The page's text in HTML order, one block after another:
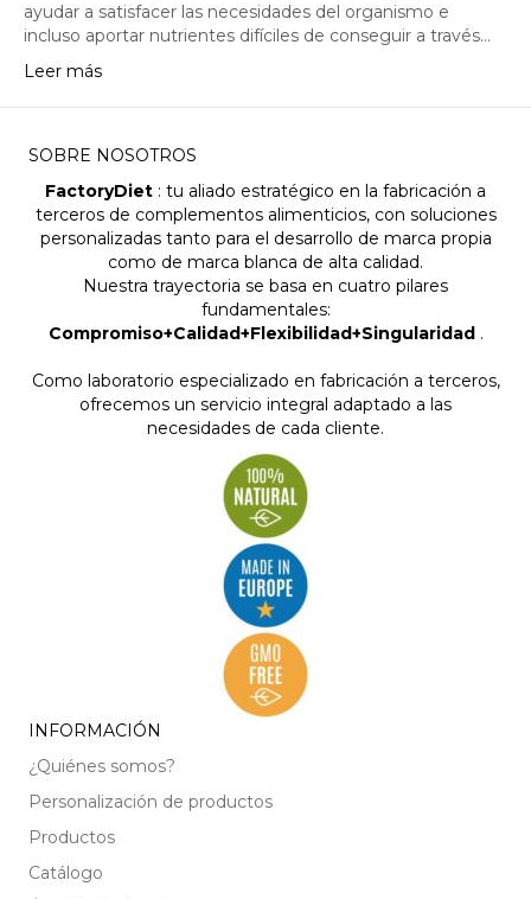
ayudar a satisfacer las necesidades del organismo e
incluso aportar nutrientes difíciles de conseguir a través…
Leer más
SOBRE NOSOTROS
FactoryDiet : tu aliado estratégico en la fabricación a
terceros de complementos alimenticios, con soluciones
personalizadas tanto para el desarrollo de marca propia
como de marca blanca de alta calidad.
Nuestra trayectoria se basa en cuatro pilares
fundamentales:
Compromiso+Calidad+Flexibilidad+Singularidad.
Como laboratorio especializado en fabricación a terceros,
ofrecemos un servicio integral adaptado a las
necesidades de cada cliente.
INFORMACIÓN
¿Quiénes somos?
Personalización de productos
Productos
Catálogo